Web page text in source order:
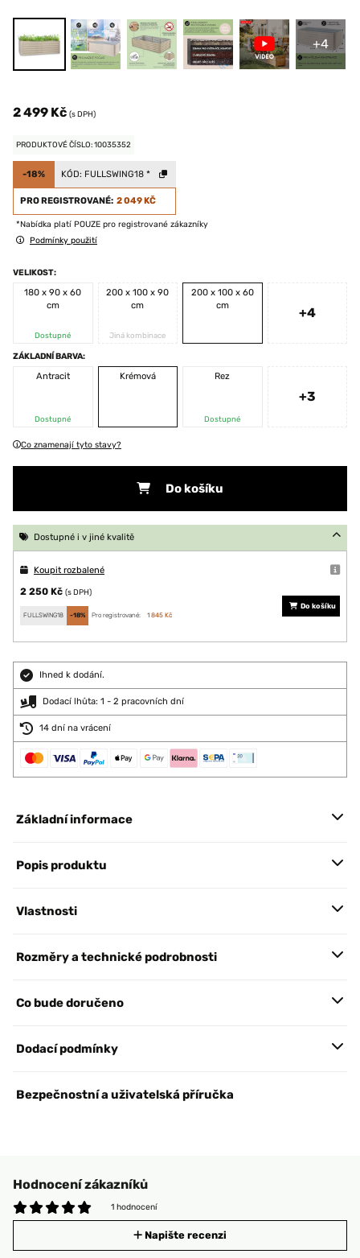
+4
2 499 Kč (s DPH)
PRODUKTOVÉ ČÍSLO: 10035352
-18% KÓD: FULLSWING18 *
PRO REGISTROVANÉ: 2 049 KČ
*Nabídka platí POUZE pro registrované zákazníky
Podmínky použití
VELIKOST:
180 x 90 x 60
cm
Dostupné
200 x 100 x 90
cm
Jiná kombinace
200 x 100 x 60
cm
+4
ZÁKLADNÍ BARVA:
Antracit
Dostupné
Krémová Rez
Dostupné
+3
Co znamenají tyto stavy?
Do košíku
Dostupné i v jiné kvalitě
Koupit rozbalené
2 250 Kč (s DPH)
FULLSWING18 -18% Pro registrované: 1 845 Kč
Do košíku
Ihned k dodání.
Dodací lhůta: 1 - 2 pracovních dní
14 dní na vrácení
Základní informace
Popis produktu
Vlastnosti
Rozměry a technické podrobnosti
Co bude doručeno
Dodací podmínky
Bezpečnostní a uživatelská příručka
Hodnocení zákazníků
1 hodnocení
Napište recenzi